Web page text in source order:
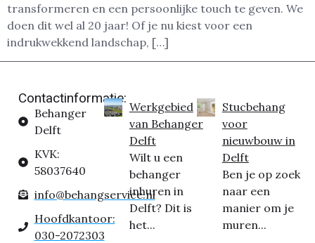
transformeren en een persoonlijke touch te geven. We
doen dit wel al 20 jaar! Of je nu kiest voor een
indrukwekkend landschap, […]
Contactinformatie:
Behanger
Delft
KVK:
58037640
info@behangservice.nl
Hoofdkantoor:
030-2072303
Werkgebied
van Behanger
Delft
Wilt u een
behanger
inhuren in
Delft? Dit is
het...
Stucbehang
voor
nieuwbouw in
Delft
Ben je op zoek
naar een
manier om je
muren...